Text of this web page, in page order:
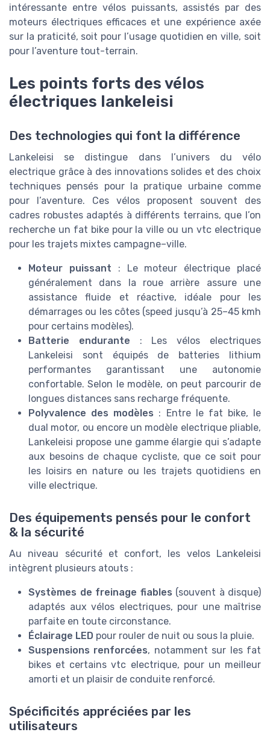
intéressante entre vélos puissants, assistés par des
moteurs électriques efficaces et une expérience axée
sur la praticité, soit pour l’usage quotidien en ville, soit
pour l’aventure tout-terrain.
Les points forts des vélos
électriques lankeleisi
Des technologies qui font la différence
Lankeleisi se distingue dans l’univers du vélo
electrique grâce à des innovations solides et des choix
techniques pensés pour la pratique urbaine comme
pour l’aventure. Ces vélos proposent souvent des
cadres robustes adaptés à différents terrains, que l’on
recherche un fat bike pour la ville ou un vtc electrique
pour les trajets mixtes campagne–ville.
Moteur puissant : Le moteur électrique placé
généralement dans la roue arrière assure une
assistance fluide et réactive, idéale pour les
démarrages ou les côtes (speed jusqu’à 25–45 kmh
pour certains modèles).
Batterie endurante : Les vélos electriques
Lankeleisi sont équipés de batteries lithium
performantes garantissant une autonomie
confortable. Selon le modèle, on peut parcourir de
longues distances sans recharge fréquente.
Polyvalence des modèles : Entre le fat bike, le
dual motor, ou encore un modèle electrique pliable,
Lankeleisi propose une gamme élargie qui s’adapte
aux besoins de chaque cycliste, que ce soit pour
les loisirs en nature ou les trajets quotidiens en
ville electrique.
Des équipements pensés pour le confort
& la sécurité
Au niveau sécurité et confort, les velos Lankeleisi
intègrent plusieurs atouts :
Systèmes de freinage fiables (souvent à disque)
adaptés aux vélos electriques, pour une maîtrise
parfaite en toute circonstance.
Éclairage LED pour rouler de nuit ou sous la pluie.
Suspensions renforcées, notamment sur les fat
bikes et certains vtc electrique, pour un meilleur
amorti et un plaisir de conduite renforcé.
Spécificités appréciées par les
utilisateurs